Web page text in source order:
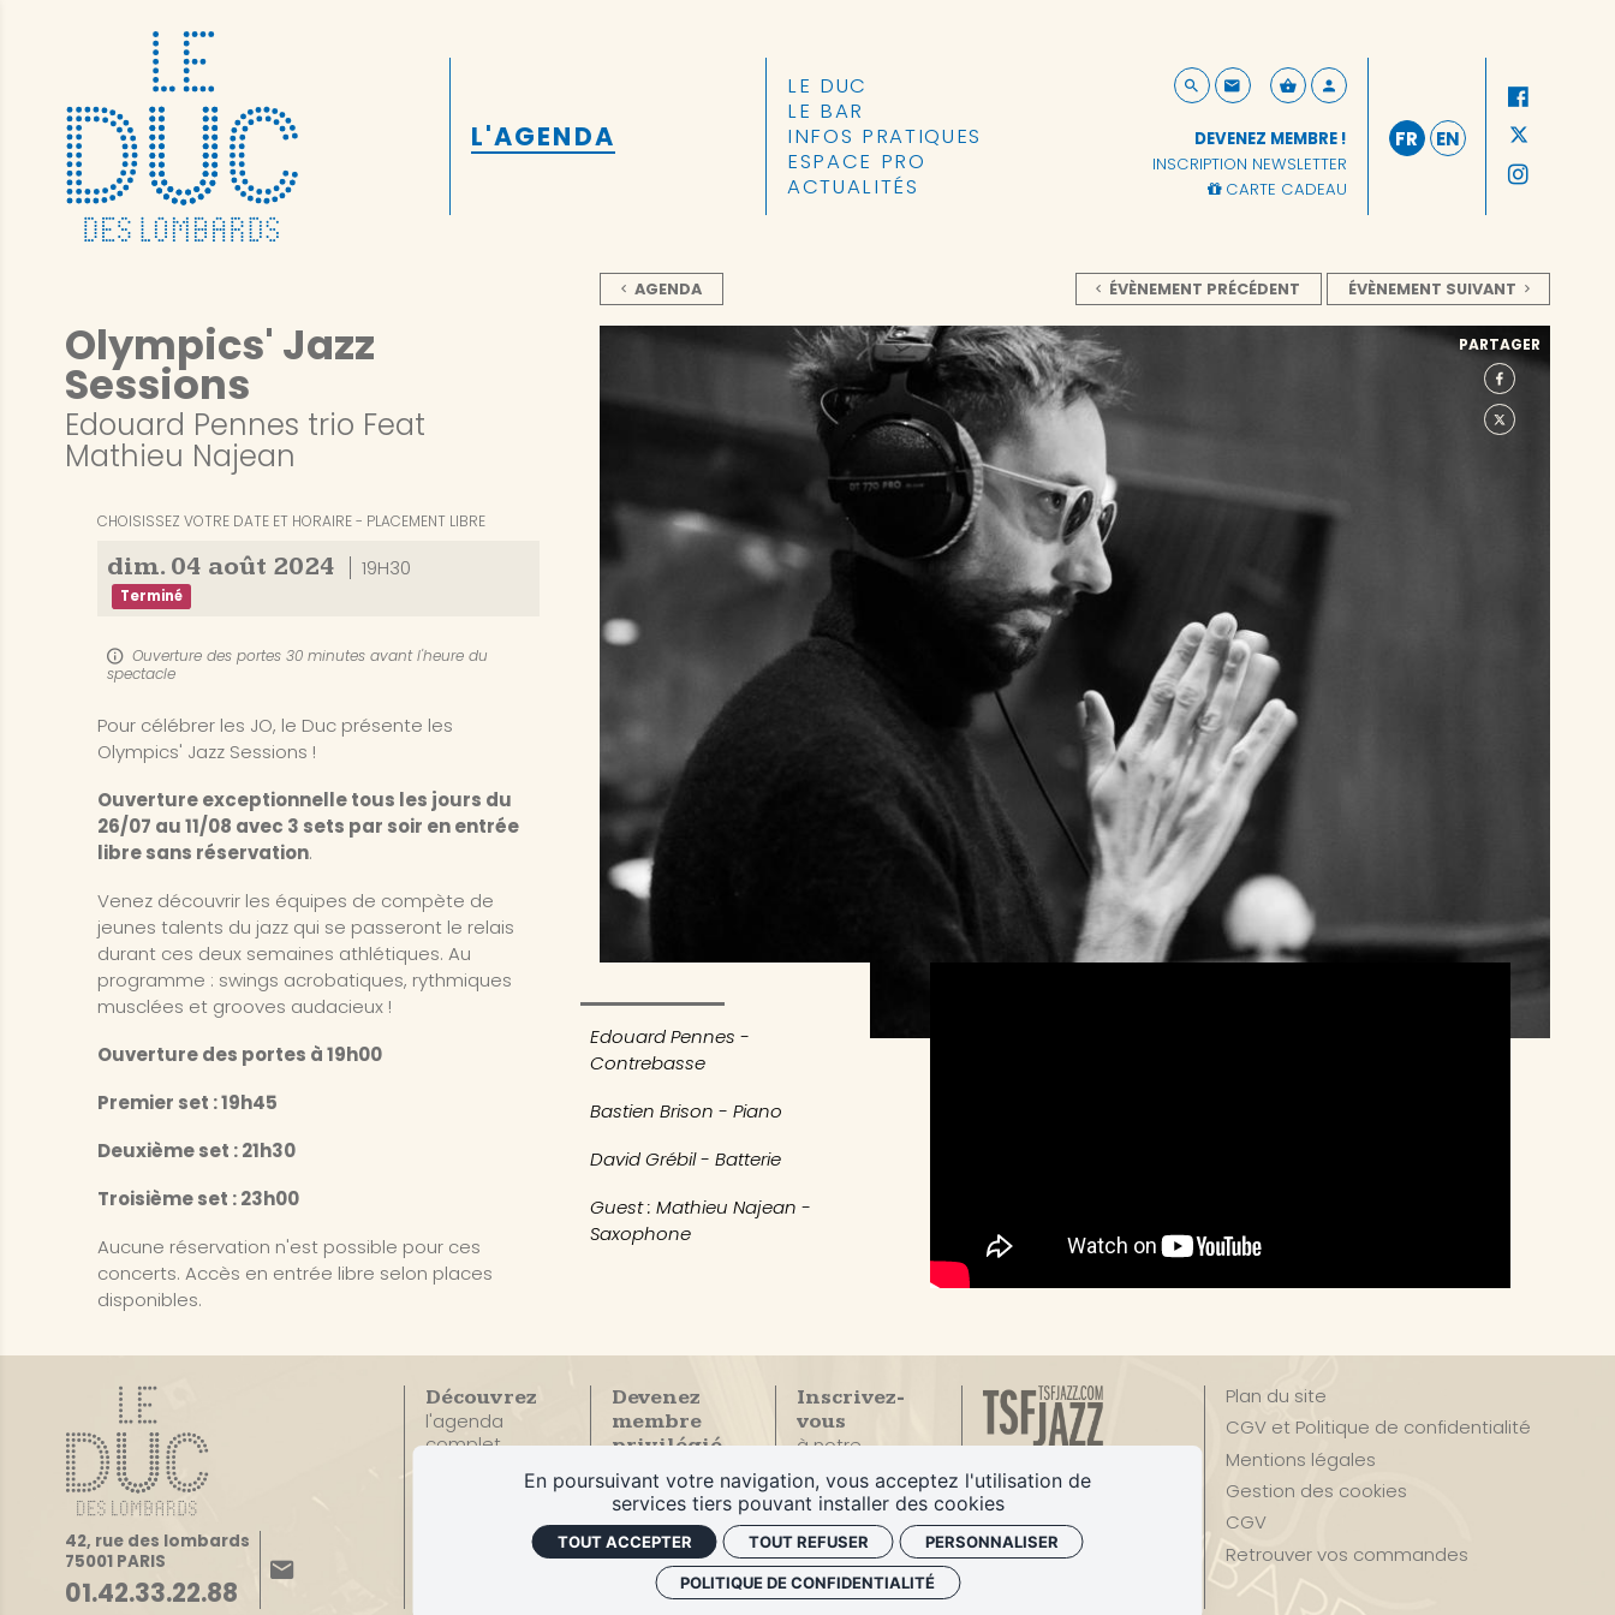
L'AGENDA
LE DUC
LE BAR
INFOS PRATIQUES
ESPACE PRO
ACTUALITÉS
DEVENEZ MEMBRE !
INSCRIPTION NEWSLETTER
CARTE CADEAU
FR EN
AGENDA ÉVÈNEMENT PRÉCÉDENT ÉVÈNEMENT SUIVANT
Olympics' Jazz
Sessions
Edouard Pennes trio Feat
Mathieu Najean
CHOISISSEZ VOTRE DATE ET HORAIRE PLACEMENT LIBRE
dim. 04 août 2024 19H30
Terminé
Ouverture des portes 30 minutes avant l'heure du
spectacle
Pour célébrer les JO, le Duc présente les
Olympics' Jazz Sessions !
Ouverture exceptionnelle tous les jours du
26/07 au 11/08 avec 3 sets par soir en entrée
libre sans réservation.
Venez découvrir les équipes de compète de
jeunes talents du jazz qui se passeront le relais
durant ces deux semaines athlétiques. Au
programme : swings acrobatiques, rythmiques
musclées et grooves audacieux !
Ouverture des portes à 19h00
Premier set : 19h45
Deuxième set : 21h30
Troisième set : 23h00
Aucune réservation n'est possible pour ces
concerts. Accès en entrée libre selon places
disponibles.
PARTAGER
Edouard Pennes -
Contrebasse
Bastien Brison - Piano
David Grébil - Batterie
Guest : Mathieu Najean -
Saxophone
42, rue des lombards
75001 PARIS
01.42.33.22.88
Découvrez
l'agenda
complet
Devenez
membre
privilégié
du Duc des
Lombards
Privatiser
le Duc
Inscrivez-
vous
à notre
radio
100% Jazz
Plan du site
CGV et Politique de confidentialité
Mentions légales
Gestion des cookies
CGV
Retrouver vos commandes
En poursuivant votre navigation, vous acceptez l'utilisation de
services tiers pouvant installer des cookies
TOUT ACCEPTER TOUT REFUSER PERSONNALISER
POLITIQUE DE CONFIDENTIALITÉ